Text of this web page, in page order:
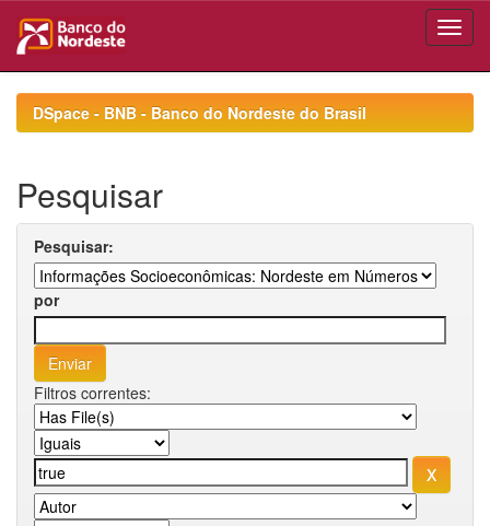
navigationDSpace - BNB - Banco do Nordeste do Brasil
Pesquisar
Pesquisar:
por
Filtros correntes: